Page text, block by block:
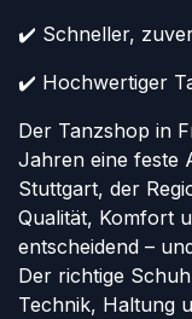
✔️ Schneller,
✔️ Hochwertiger
Der Tanzshop in
Jahren eine feste
Stuttgart, der
Qualität, Komfort
entscheidend –
Der richtige
Technik, Haltung